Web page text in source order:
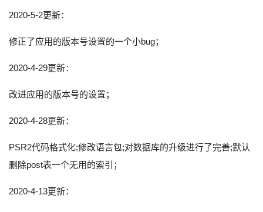
2020-5-2更新：
修正了应用的版本号设置的一个小bug；
2020-4-29更新：
改进应用的版本号的设置；
2020-4-28更新：
PSR2代码格式化;修改语言包;对数据库的升级进行了完善;默认
删除post表一个无用的索引；
2020-4-13更新：